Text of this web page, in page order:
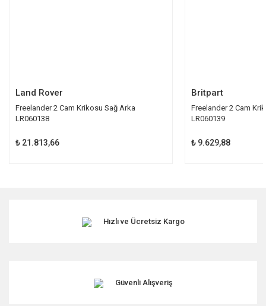
Land Rover
Freelander 2 Cam Krikosu Sağ Arka
LR060138
₺ 21.813,66
Britpart
Freelander 2 Cam
LR060139
₺ 9.629,88
Hızlı ve Ücretsiz Kargo
Güvenli Alışveriş